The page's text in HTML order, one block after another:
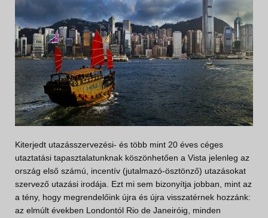
Kiterjedt utazásszervezési- és több mint 20 éves céges
utaztatási tapasztalatunknak köszönhetően a Vista jelenleg az
ország első számú, incentív (jutalmazó-ösztönző) utazásokat
szervező utazási irodája. Ezt mi sem bizonyítja jobban, mint az
a tény, hogy megrendelőink újra és újra visszatérnek hozzánk:
az elmúlt években Londontól Rio de Janeiróig, minden